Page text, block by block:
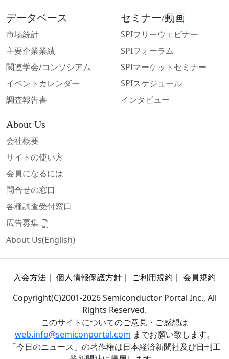
データベース
市場統計
主要企業業績
関連学会/コンソシアム
イベントカレンダー
調査報告書
セミナー/動画
SPIフリーウェビナー
SPIフォーラム
SPIマーケットセミナー
SPIスケジュール
インタビュー
About Us
会社概要
サイトの使い方
会員になるには
問合せの窓口
各種調査受付窓口
広告募集
About Us(English)
入会方法 ｜ 個人情報保護方針 ｜ ご利用規約 ｜ 会員規約
Copyright(C)2001-2026 Semiconductor Portal Inc., All
Rights Reserved.
このサイトについてのご意見・ご感想は
web.info@semiconportal.com までお願い致します。
「今日のニュース」の著作権は日本経済新聞社及び日刊工